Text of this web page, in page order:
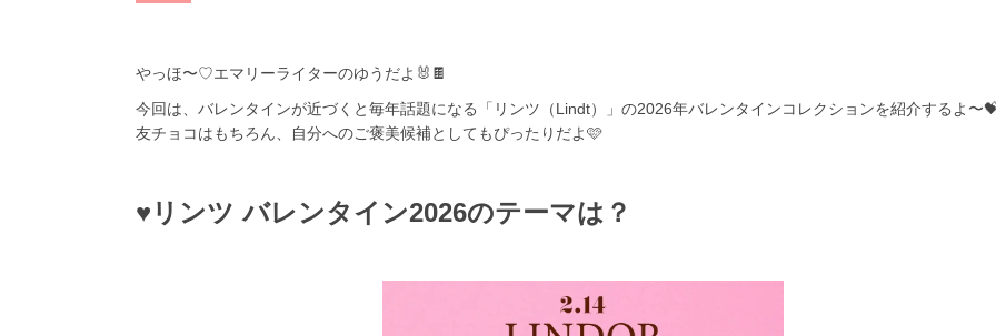
やっほ〜♡エマリーライターのゆうだよ🐰🍫
今回は、バレンタインが近づくと毎年話題になる「リンツ（Lindt）」の2026年バレンタインコレクションを紹介するよ〜
友チョコはもちろん、自分へのご褒美候補としてもぴったりだよ🩷
♥リンツ バレンタイン2026のテーマは？